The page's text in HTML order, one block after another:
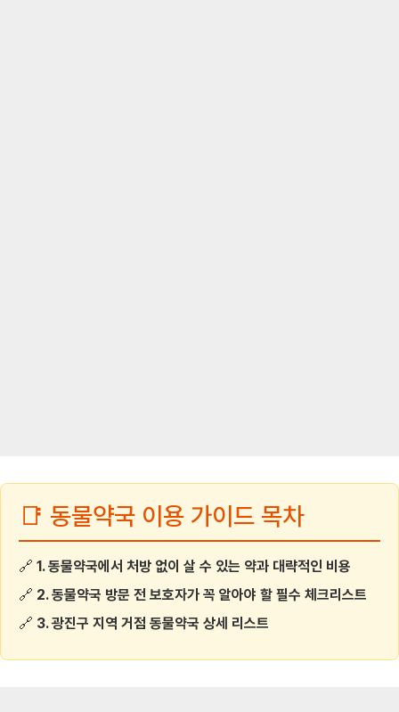
📑 동물약국 이용 가이드 목차
🔗 1. 동물약국에서 처방 없이 살 수 있는 약과 대략적인 비용
🔗 2. 동물약국 방문 전 보호자가 꼭 알아야 할 필수 체크리스트
🔗 3. 광진구 지역 거점 동물약국 상세 리스트